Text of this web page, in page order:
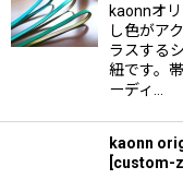
kaonnオ
し色がア
ラスする
紐です。
ーディ…
kaonn
custom-